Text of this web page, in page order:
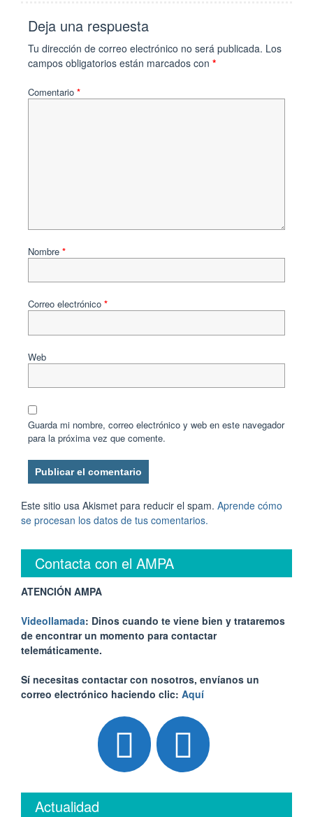
Deja una respuesta
Tu dirección de correo electrónico no será publicada. Los
campos obligatorios están marcados con *
Comentario *
Nombre *
Correo electrónico *
Web
Guarda mi nombre, correo electrónico y web en este navegador
para la próxima vez que comente.
Este sitio usa Akismet para reducir el spam. Aprende cómo
se procesan los datos de tus comentarios.
Contacta con el AMPA
ATENCIÓN AMPA
Videollamada: Dinos cuando te viene bien y trataremos
de encontrar un momento para contactar
telemáticamente.
Sí necesitas contactar con nosotros, envíanos un
correo electrónico haciendo clic: Aquí
Actualidad